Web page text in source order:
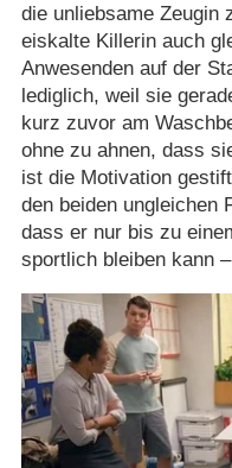
die unliebsame Zeugin
eiskalte Killerin auch
Anwesenden auf der
lediglich, weil sie
kurz zuvor am
ohne zu ahnen, dass
ist die Motivation
den beiden ungleichen
dass er nur bis zu
sportlich bleiben kann